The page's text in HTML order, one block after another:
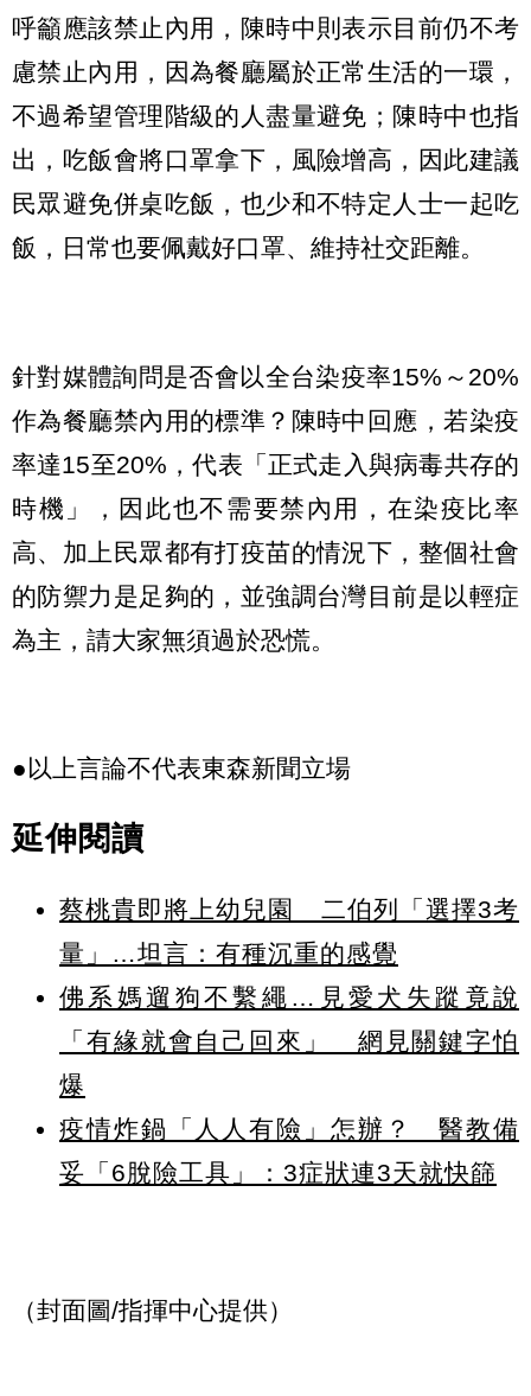
呼籲應該禁止內用，陳時中則表示目前仍不考
慮禁止內用，因為餐廳屬於正常生活的一環，
不過希望管理階級的人盡量避免；陳時中也指
出，吃飯會將口罩拿下，風險增高，因此建議
民眾避免併桌吃飯，也少和不特定人士一起吃
飯，日常也要佩戴好口罩、維持社交距離。
針對媒體詢問是否會以全台染疫率15%～20%
作為餐廳禁內用的標準？陳時中回應，若染疫
率達15至20%，代表「正式走入與病毒共存的
時機」，因此也不需要禁內用，在染疫比率
高、加上民眾都有打疫苗的情況下，整個社會
的防禦力是足夠的，並強調台灣目前是以輕症
為主，請大家無須過於恐慌。
●以上言論不代表東森新聞立場
延伸閱讀
蔡桃貴即將上幼兒園 二伯列「選擇3考
量」…坦言：有種沉重的感覺
佛系媽遛狗不繫繩…見愛犬失蹤竟說
「有緣就會自己回來」 網見關鍵字怕
爆
疫情炸鍋「人人有險」怎辦？ 醫教備
妥「6脫險工具」：3症狀連3天就快篩
（封面圖/指揮中心提供）